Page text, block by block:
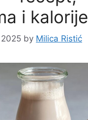
i kalorije
by Milica Ristić